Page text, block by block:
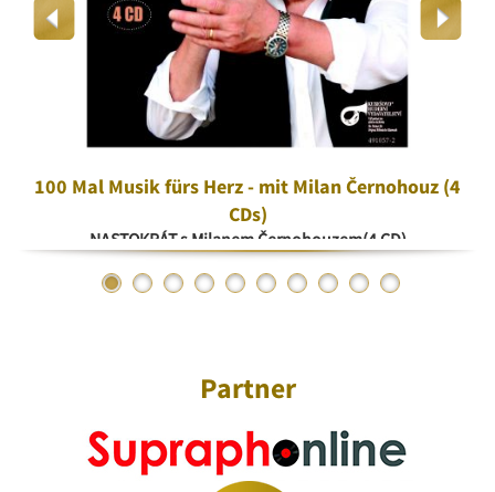
100 Mal Musik fürs Herz - mit Milan Černohouz (4
CDs)
NASTOKRÁT s Milanem Černohouzem(4 CD)
Partner